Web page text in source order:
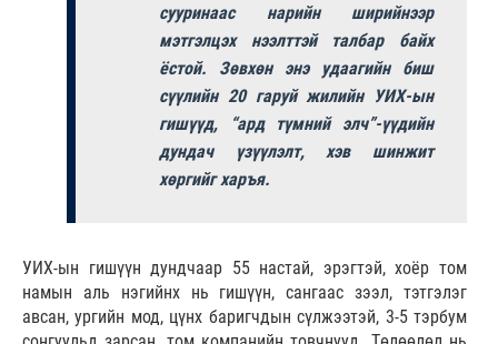
сууринаас нарийн ширийнээр
мэтгэлцэх нээлттэй талбар байх
ёстой. Зөвхөн энэ удаагийн биш
сүүлийн 20 гаруй жилийн УИХ-ын
гишүүд, “ард түмний элч”-үүдийн
дундач үзүүлэлт, хэв шинжит
хөргийг харъя.
УИХ-ын гишүүн дундчаар 55 настай, эрэгтэй, хоёр том
намын аль нэгийнх нь гишүүн, сангаас зээл, тэтгэлэг
авсан, ургийн мод, цүнх баригчдын сүлжээтэй, 3-5 тэрбум